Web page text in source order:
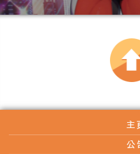
主
公